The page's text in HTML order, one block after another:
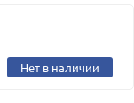
Нет в наличии